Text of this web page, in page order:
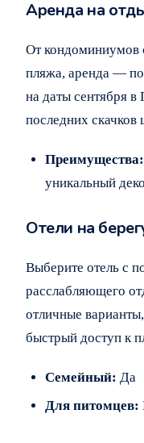
Аренда на
От кондоминиумов
пляжа, аренда —
на даты сентября
последних скачков
Преимущества:
уникальный
Отели на
Выберите отель с
расслабляющего
отличные
быстрый доступ к
Семейный: Да
Для питомцев: